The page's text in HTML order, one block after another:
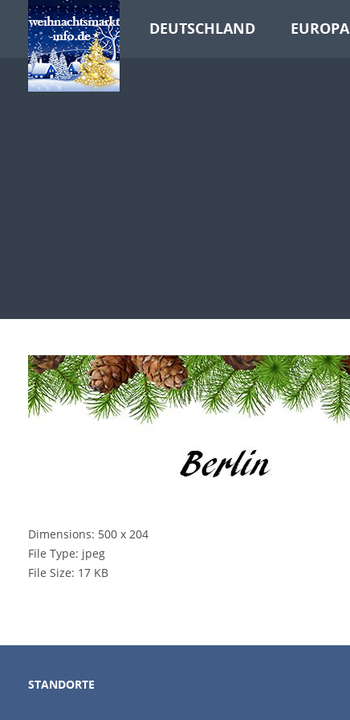
DEUTSCHLAND EUROPA
Dimensions: 500 x 204
File Type: jpeg
File Size: 17 KB
STANDORTE